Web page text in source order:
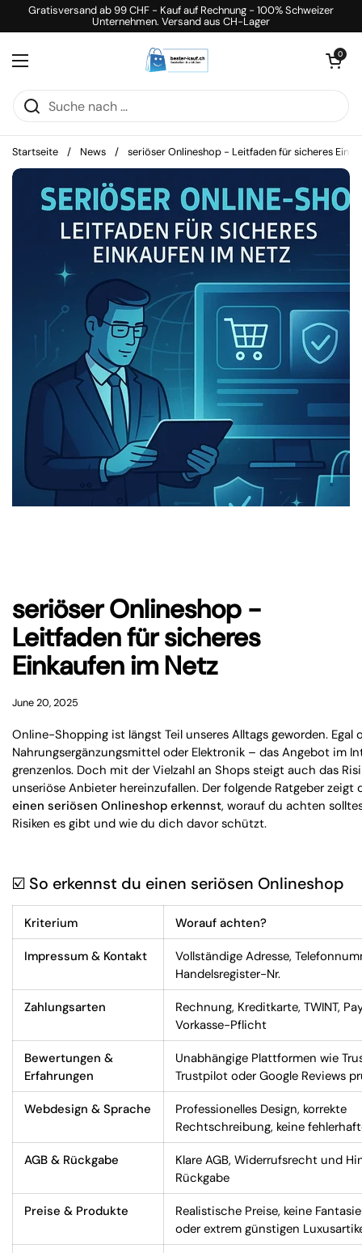
Zum Inhalt springen
Gratisversand ab 99 CHF - Kauf auf Rechnung - 100% Schweizer
Unternehmen. Versand aus CH-Lager
Menü öffnen
Warenkorb
0
Startseite / News / seriöser Onlineshop - Leitfaden für sicheres
seriöser Onlineshop -
Leitfaden für sicheres
Einkaufen im Netz
June 20, 2025
Online-Shopping ist längst Teil unseres Alltags geworden. Egal
Nahrungsergänzungsmittel oder Elektronik – das Angebot im
grenzenlos. Doch mit der Vielzahl an Shops steigt auch das
unseriöse Anbieter hereinzufallen. Der folgende Ratgeber zeigt
einen seriösen Onlineshop erkennst, worauf du achten
Risiken es gibt und wie du dich davor schützt.
☑️ So erkennst du einen seriösen Onlineshop
Kriterium Worauf achten?
Impressum & Kontakt
Vollständige Adresse,
Handelsregister-Nr.
Zahlungsarten
Rechnung, Kreditkarte, TWINT,
Vorkasse-Pflicht
Bewertungen &
Erfahrungen
Unabhängige Plattformen wie
Trustpilot oder Google Reviews
Webdesign & Sprache
Professionelles Design, korrekte
Rechtschreibung, keine
AGB & Rückgabe
Klare AGB, Widerrufsrecht und
Rückgabe
Preise & Produkte
Realistische Preise, keine
oder extrem günstigen